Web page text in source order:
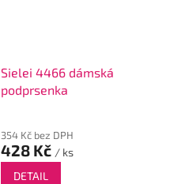
Sielei 4466 dámská
podprsenka
354 Kč bez DPH
428 Kč / ks
DETAIL